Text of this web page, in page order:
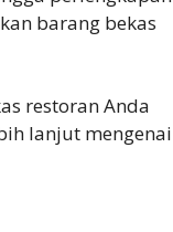
barang bekas
restoran Anda
lanjut mengenai